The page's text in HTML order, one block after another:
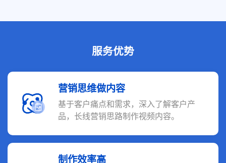
服务优势
营销思维做内容
基于客户痛点和需求，深入了解客户产
品，长线营销思路制作视频内容。
制作效率高